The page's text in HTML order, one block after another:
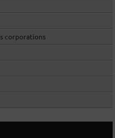
corporations